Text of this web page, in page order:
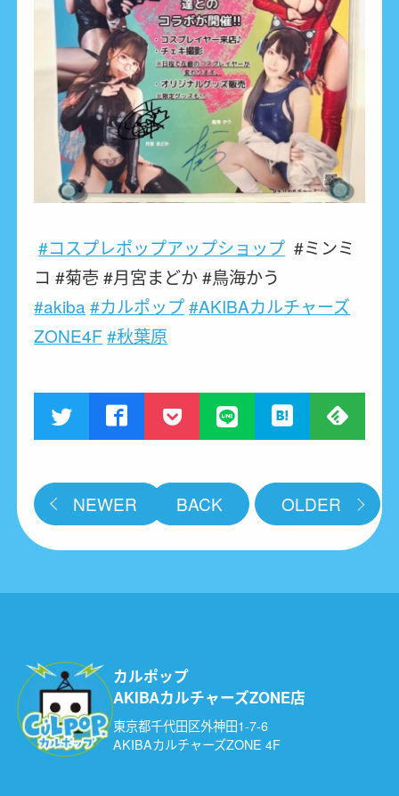
#コスプレポップアップショップ #ミンミ
コ #菊壱 #月宮まどか #鳥海かう
#akiba #カルポップ#AKIBAカルチャーズ
ZONE4F #秋葉原
NEWER BACK OLDER
カルポップ
AKIBAカルチャーズZONE店
東京都千代田区外神田1-7-6
AKIBAカルチャーズZONE 4F